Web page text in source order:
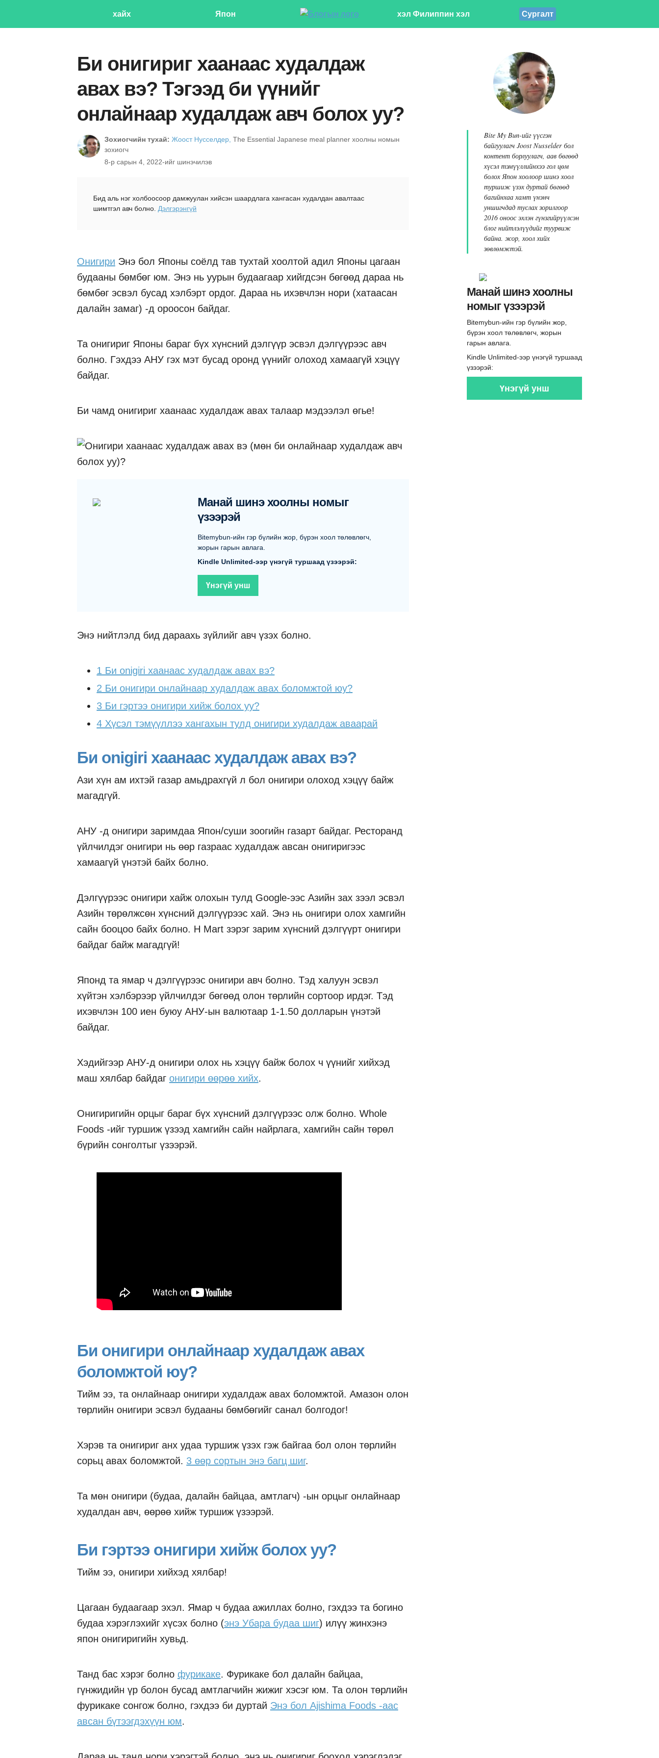
хайх Япон хэл Филиппин хэл Сургалт
Би онигириг хаанаас худалдаж
авах вэ? Тэгээд би үүнийг
онлайнаар худалдаж авч болох уу?
Зохиогчийн тухай: Жоост Нусселдер, The Essential Japanese meal planner хоолны номын
зохиогч
8-р сарын 4, 2022-ийг шинэчилэв
Бид аль нэг холбоосоор дамжуулан хийсэн шаардлага хангасан худалдан авалтаас
шимтгэл авч болно. Дэлгэрэнгүй
Онигири Энэ бол Японы соёлд тав тухтай хоолтой адил Японы цагаан
будааны бөмбөг юм. Энэ нь уурын будаагаар хийгдсэн бөгөөд дараа нь
бөмбөг эсвэл бусад хэлбэрт ордог. Дараа нь ихэвчлэн нори (хатаасан
далайн замаг) -д ороосон байдаг.
Та онигириг Японы бараг бүх хүнсний дэлгүүр эсвэл дэлгүүрээс авч
болно. Гэхдээ АНУ гэх мэт бусад оронд үүнийг олоход хамаагүй хэцүү
байдаг.
Би чамд онигириг хаанаас худалдаж авах талаар мэдээлэл өгье!
Манай шинэ хоолны номыг
үзээрэй
Bitemybun-ийн гэр бүлийн жор, бүрэн хоол төлөвлөгч,
жорын гарын авлага.
Kindle Unlimited-ээр үнэгүй туршаад үзээрэй:
Үнэгүй унш
Энэ нийтлэлд бид дараахь зүйлийг авч үзэх болно.
1 Би onigiri хаанаас худалдаж авах вэ?
2 Би онигири онлайнаар худалдаж авах боломжтой юу?
3 Би гэртээ онигири хийж болох уу?
4 Хүсэл тэмүүллээ хангахын тулд онигири худалдаж аваарай
Би onigiri хаанаас худалдаж авах вэ?
Ази хүн ам ихтэй газар амьдрахгүй л бол онигири олоход хэцүү байж
магадгүй.
АНУ -д онигири заримдаа Япон/суши зоогийн газарт байдаг. Ресторанд
үйлчилдэг онигири нь өөр газраас худалдаж авсан онигиригээс
хамаагүй үнэтэй байх болно.
Дэлгүүрээс онигири хайж олохын тулд Google-ээс Азийн зах зээл эсвэл
Азийн төрөлжсөн хүнсний дэлгүүрээс хай. Энэ нь онигири олох хамгийн
сайн бооцоо байх болно. H Mart зэрэг зарим хүнсний дэлгүүрт онигири
байдаг байж магадгүй!
Японд та ямар ч дэлгүүрээс онигири авч болно. Тэд халуун эсвэл
хүйтэн хэлбэрээр үйлчилдэг бөгөөд олон төрлийн сортоор ирдэг. Тэд
ихэвчлэн 100 иен буюу АНУ-ын валютаар 1-1.50 долларын үнэтэй
байдаг.
Хэдийгээр АНУ-д онигири олох нь хэцүү байж болох ч үүнийг хийхэд
маш хялбар байдаг онигири өөрөө хийх.
Онигиригийн орцыг бараг бүх хүнсний дэлгүүрээс олж болно. Whole
Foods -ийг туршиж үзээд хамгийн сайн найрлага, хамгийн сайн төрөл
бүрийн сонголтыг үзээрэй.
Би онигири онлайнаар худалдаж авах
боломжтой юу?
Тийм ээ, та онлайнаар онигири худалдаж авах боломжтой. Амазон олон
төрлийн онигири эсвэл будааны бөмбөгийг санал болгодог!
Хэрэв та онигириг анх удаа туршиж үзэх гэж байгаа бол олон төрлийн
сорьц авах боломжтой. 3 өөр сортын энэ багц шиг.
Та мөн онигири (будаа, далайн байцаа, амтлагч) -ын орцыг онлайнаар
худалдан авч, өөрөө хийж туршиж үзээрэй.
Би гэртээ онигири хийж болох уу?
Тийм ээ, онигири хийхэд хялбар!
Цагаан будаагаар эхэл. Ямар ч будаа ажиллах болно, гэхдээ та богино
будаа хэрэглэхийг хүсэх болно (энэ Убара будаа шиг) илүү жинхэнэ
япон онигиригийн хувьд.
Танд бас хэрэг болно фурикаке. Фурикаке бол далайн байцаа,
гүнжидийн үр болон бусад амтлагчийн жижиг хэсэг юм. Та олон төрлийн
фурикаке сонгож болно, гэхдээ би дуртай Энэ бол Ajishima Foods -аас
авсан бүтээгдэхүүн юм.
Bite My Bun-ийг үүсгэн
байгуулагч Joost Nusselder бол
контент борлуулагч, аав бөгөөд
хүсэл тэмүүллийнхээ гол цөм
болох Япон хоолоор шинэ хоол
туршиж үзэх дуртай бөгөөд
багийнхаа хамт үнэнч
уншигчдад туслах зорилгоор
2016 оноос эхлэн гүнзгийрүүлсэн
блог нийтлэлүүдийг туурвиж
байна. жор, хоол хийх
зөвлөмжтэй.
Манай шинэ хоолны
номыг үзээрэй
Bitemybun-ийн гэр бүлийн жор,
бүрэн хоол төлөвлөгч, жорын
гарын авлага.
Kindle Unlimited-ээр үнэгүй туршаад
үзээрэй:
Үнэгүй унш